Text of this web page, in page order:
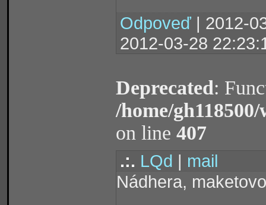
Odpoveď | 2012-
2012-03-28
Deprecated:
/home/
on line 407
.:. LQd | mail
Nádhera,